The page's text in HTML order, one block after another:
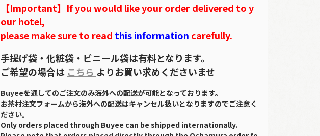
【Important】If you would like your order delivered to y
our hotel,
please make sure to read this information carefully.
手提げ袋・化粧袋・ビニール袋は有料となります。
ご希望の場合は こちら よりお買い求めくださいませ
Buyeeを通してのご注文のみ海外への配送が可能となっております。
お茶村注文フォームから海外への配送はキャンセル扱いとなりますのでご注意く
ださい。
Only orders placed through Buyee can be shipped internationally.